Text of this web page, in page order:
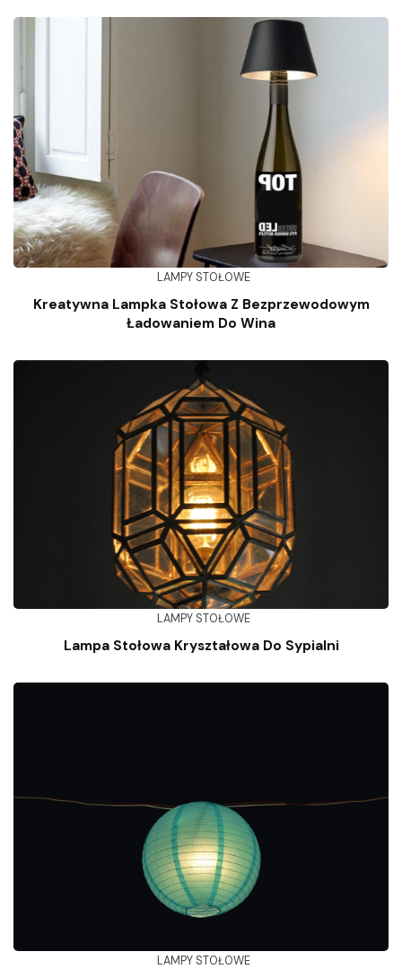
LAMPY STOŁOWE
Kreatywna Lampka Stołowa Z Bezprzewodowym
Ładowaniem Do Wina
LAMPY STOŁOWE
Lampa Stołowa Kryształowa Do Sypialni
LAMPY STOŁOWE